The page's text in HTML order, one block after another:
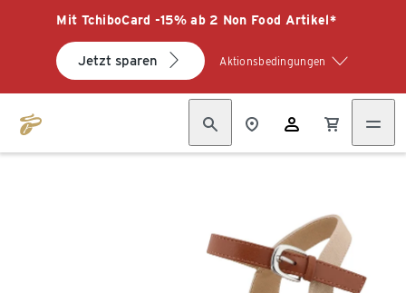
Mit TchiboCard -15% ab 2 Non Food Artikel*
Jetzt sparen Aktionsbedingungen